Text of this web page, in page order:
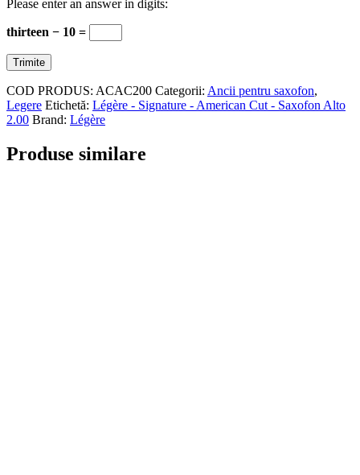
Please enter an answer in digits:
thirteen − 10 =
COD PRODUS: ACAC200 Categorii: Ancii pentru saxofon,
Legere Etichetă: Légère - Signature - American Cut - Saxofon Alto
2.00 Brand: Légère
Produse similare